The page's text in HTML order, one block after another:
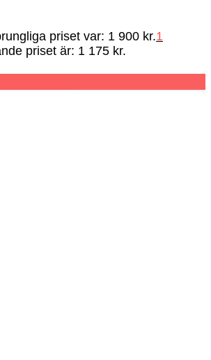
priset var: 1 900 kr.1
priset är: 1 175 kr.